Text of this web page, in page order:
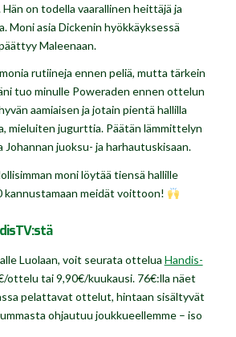
Hän on todella vaarallinen heittäjä ja
Moni asia Dickenin hyökkäyksessä
Maleenaan.
rutiineja ennen peliä, mutta tärkein
tuo minulle Poweraden ennen ottelun
aamiaisen ja jotain pientä hallilla
mieluiten jugurttia. Päätän lämmittelyn
Johannan juoksu- ja harhautuskisaan.
moni löytää tiensä hallille
kannustamaan meidät voittoon!
Luolaan, voit seurata ottelua Handis-
ottelu tai 9,90€/kuukausi. 76€:lla näet
pelattavat ottelut, hintaan sisältyvät
ohjautuu joukkueellemme – iso